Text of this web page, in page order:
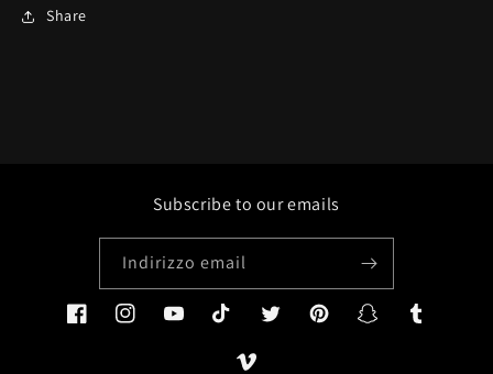
Share
Subscribe to our emails
Indirizzo email
FacebookInstagramYouTubeTikTok TwitterPinterestSnapchatTumblr